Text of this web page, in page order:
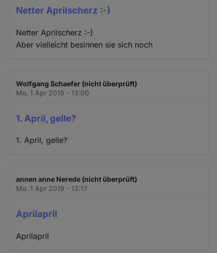
Netter Aprilscherz :-)
Netter Aprilscherz :-)
Aber vielleicht besinnen sie sich noch
Wolfgang Schaefer (nicht überprüft)
Mo. 1 Apr 2019 - 13:00
1. April, gelle?
1. April, gelle?
annen anne Nerede (nicht überprüft)
Mo. 1 Apr 2019 - 13:17
Aprilapril
Aprilapril